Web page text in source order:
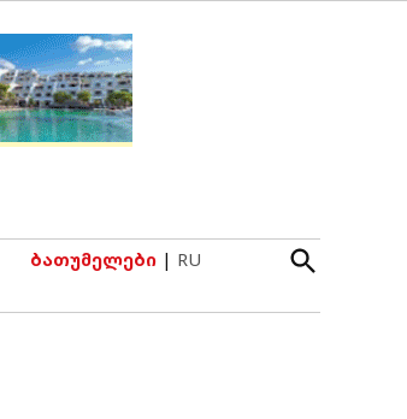
ბათუმელები | RU
Open
Search